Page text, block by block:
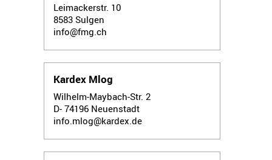
Leimackerstr. 10
8583 Sulgen
info@fmg.ch
Kardex Mlog
Wilhelm-Maybach-Str. 2
D- 74196 Neuenstadt
info.mlog@kardex.de